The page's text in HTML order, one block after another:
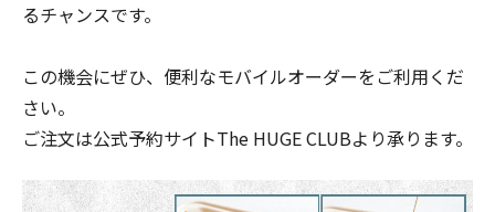
るチャンスです。
この機会にぜひ、便利なモバイルオーダーをご利用くだ
さい。
ご注文は公式予約サイトThe HUGE CLUBより承ります。